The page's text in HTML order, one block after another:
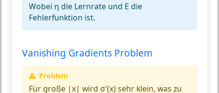
Wobei η die Lernrate und E die
Fehlerfunktion ist.
Vanishing Gradients Problem
Problem
Für große |x| wird σ'(x) sehr klein, was zu